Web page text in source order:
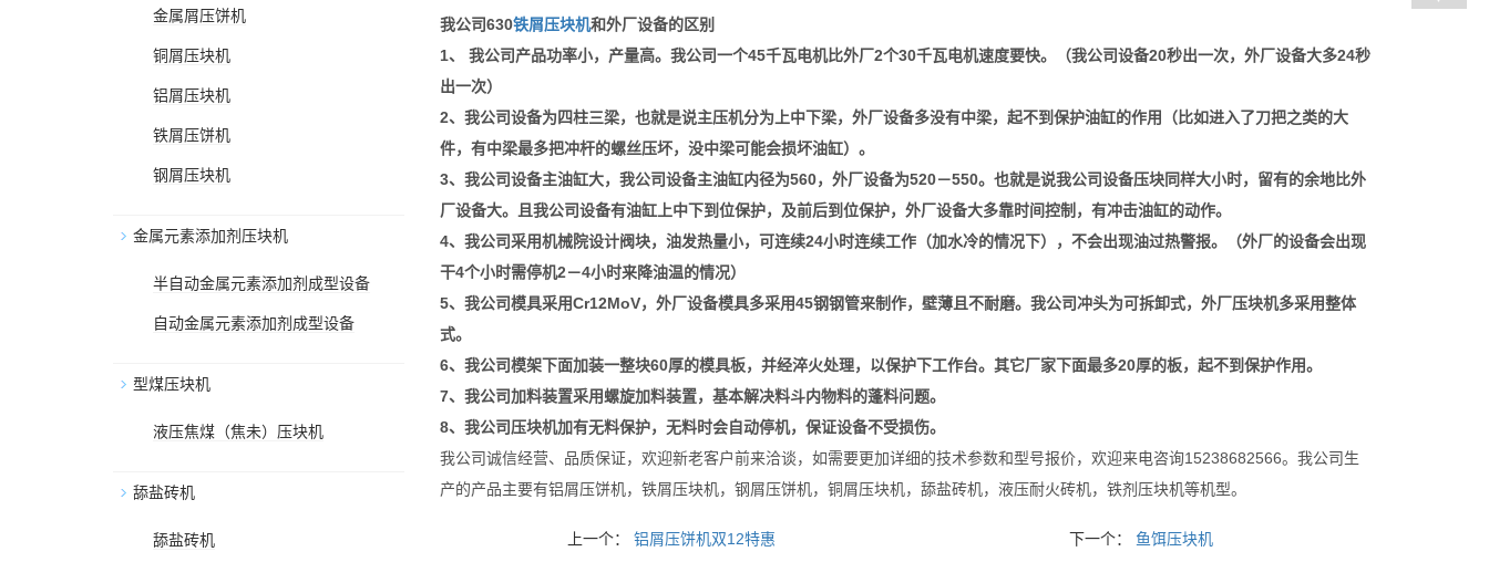
我公司630铁屑压块机和外厂设备的区别
1、 我公司产品功率小，产量高。我公司一个45千瓦电机比外厂2个30千瓦电机速度要快。（我公司设备20秒出一次，外厂设备大多24秒
出一次）
2、我公司设备为四柱三梁，也就是说主压机分为上中下梁，外厂设备多没有中梁，起不到保护油缸的作用（比如进入了刀把之类的大
件，有中梁最多把冲杆的螺丝压坏，没中梁可能会损坏油缸）。
3、我公司设备主油缸大，我公司设备主油缸内径为560，外厂设备为520－550。也就是说我公司设备压块同样大小时，留有的余地比外
厂设备大。且我公司设备有油缸上中下到位保护，及前后到位保护，外厂设备大多靠时间控制，有冲击油缸的动作。
4、我公司采用机械院设计阀块，油发热量小，可连续24小时连续工作（加水冷的情况下），不会出现油过热警报。（外厂的设备会出现
干4个小时需停机2－4小时来降油温的情况）
5、我公司模具采用Cr12MoV，外厂设备模具多采用45钢钢管来制作，壁薄且不耐磨。我公司冲头为可拆卸式，外厂压块机多采用整体
式。
6、我公司模架下面加装一整块60厚的模具板，并经淬火处理，以保护下工作台。其它厂家下面最多20厚的板，起不到保护作用。
7、我公司加料装置采用螺旋加料装置，基本解决料斗内物料的蓬料问题。
8、我公司压块机加有无料保护，无料时会自动停机，保证设备不受损伤。
我公司诚信经营、品质保证，欢迎新老客户前来洽谈，如需要更加详细的技术参数和型号报价，欢迎来电咨询15238682566。我公司生
产的产品主要有铝屑压饼机，铁屑压块机，钢屑压饼机，铜屑压块机，舔盐砖机，液压耐火砖机，铁剂压块机等机型。
上一个：铝屑压饼机双12特惠 下一个： 鱼饵压块机
金属屑压饼机
铜屑压块机
铝屑压块机
铁屑压饼机
钢屑压块机
金属元素添加剂压块机
半自动金属元素添加剂成型设备
自动金属元素添加剂成型设备
型煤压块机
液压焦煤（焦未）压块机
舔盐砖机
舔盐砖机